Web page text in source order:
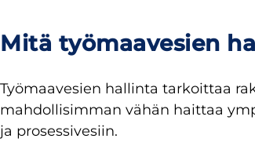
Mitä työmaavesien
Työmaavesien hallinta tarkoittaa
mahdollisimman vähän haittaa
ja prosessivesiin.